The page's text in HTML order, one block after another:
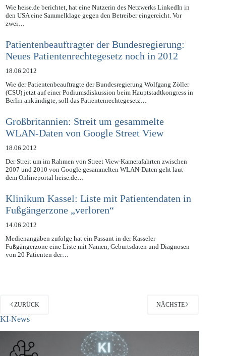
21.06.2012
Wie heise.de berichtet, hat eine Nutzerin des Netzwerks LinkedIn in
den USA eine Sammelklage gegen den Betreiber eingereicht. Vor
Patientenbeauftragter der Bundesregierung:
Neues Patientenrechtegesetz noch in 2012
18.06.2012
Wie der Patientenbeauftragte der Bundesregierung Wolfgang Zöller
(CSU) jetzt auf einer Podiumsdiskussion beim Hauptstadtkongress in
Großbritannien: Streit um gesammelte
WLAN-Daten von Google Street View
18.06.2012
Der Streit um im Rahmen von Street View-Kamerafahrten zwischen
2007 und 2010 von Google gesammelten WLAN-Daten geht laut
Klinikum Kassel: Liste mit Patientendaten in
Fußgängerzone „verloren“
14.06.2012
Medienangaben zufolge hat ein Passant in der Kasseler
Fußgängerzone eine Liste mit Namen, Geburtsdaten und Diagnosen
ZURÜCK
KI-News